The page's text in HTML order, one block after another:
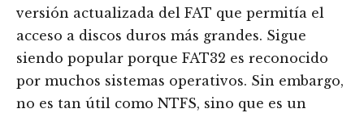
versión actualizada del FAT que permitía el
acceso a discos duros más grandes. Sigue
siendo popular porque FAT32 es reconocido
por muchos sistemas operativos. Sin embargo,
no es tan útil como NTFS, sino que es un